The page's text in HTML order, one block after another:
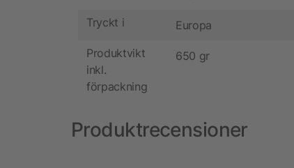
Tryckt i Europa
Produktvikt
inkl.
förpackning
650 gr
Produktrecensioner